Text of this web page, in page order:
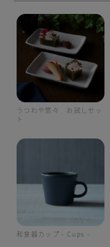
うつわや悠々 お試しセッ
ト
和食器カップ - Cups -